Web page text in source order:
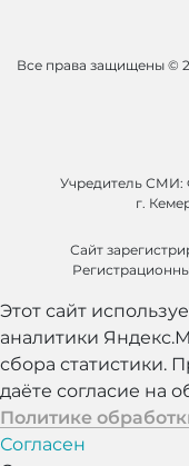
Все права защищены ©
Учредитель СМИ:
г.
Сайт
Этот сайт
аналитики
сбора статистики.
даёте согласие на
Политике
Согласен